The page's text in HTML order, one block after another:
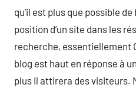
qu’il est plus que possible
position d’un site dans les
recherche, essentiellement
blog est haut en réponse à
plus il attirera des visiteurs.